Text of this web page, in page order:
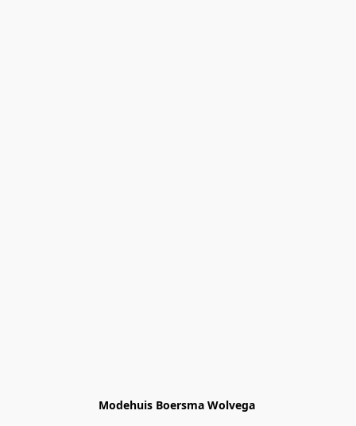
Modehuis Boersma Wolvega